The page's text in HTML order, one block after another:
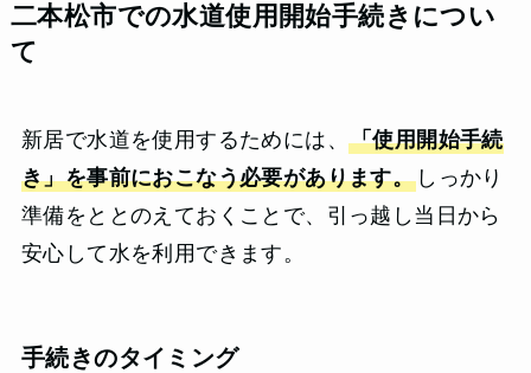
二本松市での水道使用開始手続きについ
て
新居で水道を使用するためには、 「使用開始手続
き」を事前におこなう必要があります。 しっかり
準備をととのえておくことで、引っ越し当日から
安心して水を利用できます。
手続きのタイミング